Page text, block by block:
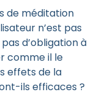
de méditation
n’est pas
d’obligation à
comme il le
effets de la
ils efficaces ?